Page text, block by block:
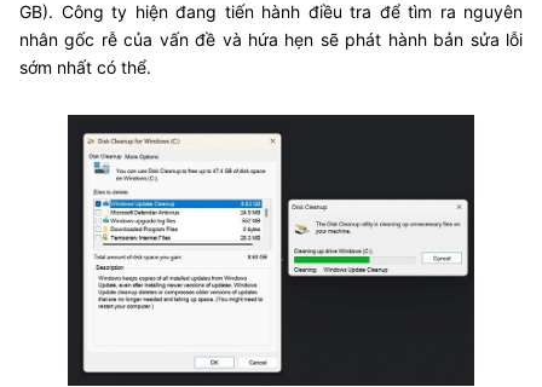
GB). Công ty hiện đang tiến hành điều tra để tìm ra nguyên
nhân gốc rễ của vấn đề và hứa hẹn sẽ phát hành bản sửa lỗi
sớm nhất có thể.